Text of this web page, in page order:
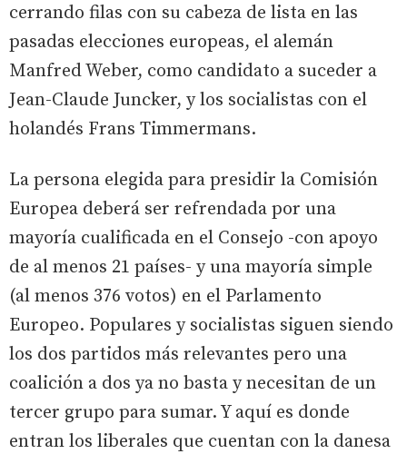
cerrando filas con su cabeza de lista en las
pasadas elecciones europeas, el alemán
Manfred Weber, como candidato a suceder a
Jean-Claude Juncker, y los socialistas con el
holandés Frans Timmermans.
La persona elegida para presidir la Comisión
Europea deberá ser refrendada por una
mayoría cualificada en el Consejo -con apoyo
de al menos 21 países- y una mayoría simple
(al menos 376 votos) en el Parlamento
Europeo. Populares y socialistas siguen siendo
los dos partidos más relevantes pero una
coalición a dos ya no basta y necesitan de un
tercer grupo para sumar. Y aquí es donde
entran los liberales que cuentan con la danesa